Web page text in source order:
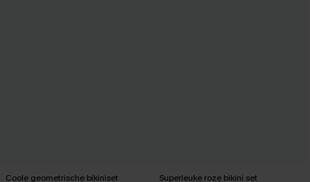
Coole geometrische bikiniset Superleuke roze bikini set